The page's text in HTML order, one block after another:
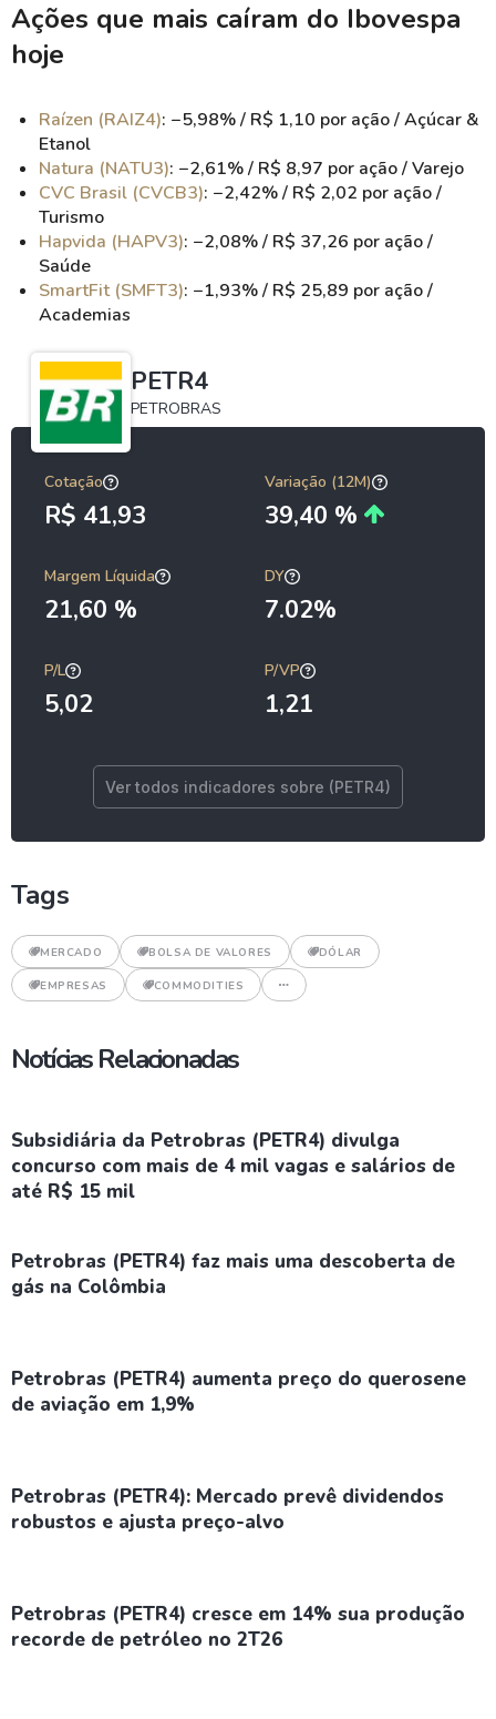
Ações que mais caíram do Ibovespa
hoje
Raízen (RAIZ4): −5,98% / R$ 1,10 por ação / Açúcar &
Etanol
Natura (NATU3): −2,61% / R$ 8,97 por ação / Varejo
CVC Brasil (CVCB3): −2,42% / R$ 2,02 por ação /
Turismo
Hapvida (HAPV3): −2,08% / R$ 37,26 por ação /
Saúde
SmartFit (SMFT3): −1,93% / R$ 25,89 por ação /
Academias
PETR4
PETROBRAS
Cotação
R$ 41,93
Variação (12M)
39,40 %
Margem Líquida
21,60 %
DY
7.02%
P/L
5,02
P/VP
1,21
Ver todos indicadores sobre (PETR4)
Tags
MERCADO BOLSA DE VALORES DÓLAR
EMPRESAS COMMODITIES
Notícias Relacionadas
Subsidiária da Petrobras (PETR4) divulga
concurso com mais de 4 mil vagas e salários de
até R$ 15 mil
Petrobras (PETR4) faz mais uma descoberta de
gás na Colômbia
Petrobras (PETR4) aumenta preço do querosene
de aviação em 1,9%
Petrobras (PETR4): Mercado prevê dividendos
robustos e ajusta preço-alvo
Petrobras (PETR4) cresce em 14% sua produção
recorde de petróleo no 2T26